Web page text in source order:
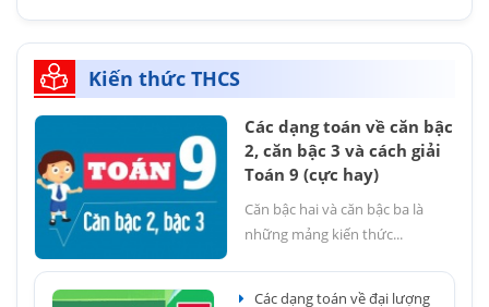
Kiến thức THCS
Các dạng toán về căn bậc
2, căn bậc 3 và cách giải
Toán 9 (cực hay)
Căn bậc hai và căn bậc ba là
những mảng kiến thức...
Các dạng toán về đại lượng